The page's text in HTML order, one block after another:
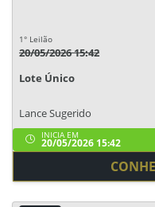
1° Leilão
20/05/2026 15:42
Lote Único
Lance Sugerido
INICIA EM
20/05/2026 15:42